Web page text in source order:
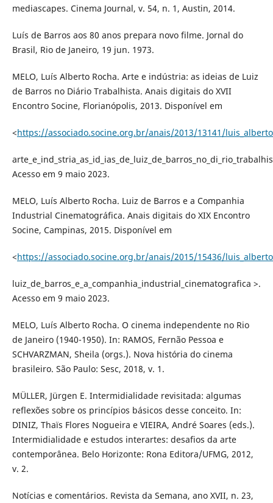
mediascapes. Cinema Journal, v. 54, n. 1, Austin, 2014.
Luís de Barros aos 80 anos prepara novo filme. Jornal do
Brasil, Rio de Janeiro, 19 jun. 1973.
MELO, Luís Alberto Rocha. Arte e indústria: as ideias de Luiz
de Barros no Diário Trabalhista. Anais digitais do XVII
Encontro Socine, Florianópolis, 2013. Disponível em
<https://associado.socine.org.br/anais/2013/13141/
Acesso em 9 maio 2023.
MELO, Luís Alberto Rocha. Luiz de Barros e a Companhia
Industrial Cinematográfica. Anais digitais do XIX Encontro
Socine, Campinas, 2015. Disponível em
<https://associado.socine.org.br/anais/2015/15436/
luiz_de_barros_e_a_companhia_industrial_cinematografica >.
Acesso em 9 maio 2023.
MELO, Luís Alberto Rocha. O cinema independente no Rio
de Janeiro (1940-1950). In: RAMOS, Fernão Pessoa e
SCHVARZMAN, Sheila (orgs.). Nova história do cinema
brasileiro. São Paulo: Sesc, 2018, v. 1.
MÜLLER, Jürgen E. Intermidialidade revisitada: algumas
reflexões sobre os princípios básicos desse conceito. In:
DINIZ, Thaïs Flores Nogueira e VIEIRA, André Soares (eds.).
Intermidialidade e estudos interartes: desafios da arte
contemporânea. Belo Horizonte: Rona Editora/UFMG, 2012,
v. 2.
Notícias e comentários. Revista da Semana, ano XVII, n. 23,